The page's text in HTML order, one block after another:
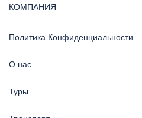
КОМПАНИЯ
Политика Конфиденциальности
О нас
Туры